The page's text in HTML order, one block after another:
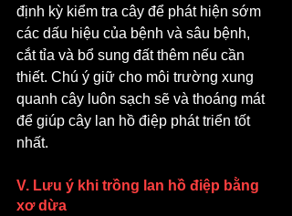
định kỳ kiểm tra cây để phát hiện sớm
các dấu hiệu của bệnh và sâu bệnh,
cắt tỉa và bổ sung đất thêm nếu cần
thiết. Chú ý giữ cho môi trường xung
quanh cây luôn sạch sẽ và thoáng mát
để giúp cây lan hồ điệp phát triển tốt
nhất.
V. Lưu ý khi trồng lan hồ điệp bằng
xơ dừa